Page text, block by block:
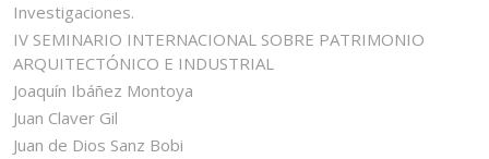
Investigaciones.
IV SEMINARIO INTERNACIONAL SOBRE PATRIMONIO
ARQUITECTÓNICO E INDUSTRIAL
Joaquín Ibáñez Montoya
Juan Claver Gil
Juan de Dios Sanz Bobi